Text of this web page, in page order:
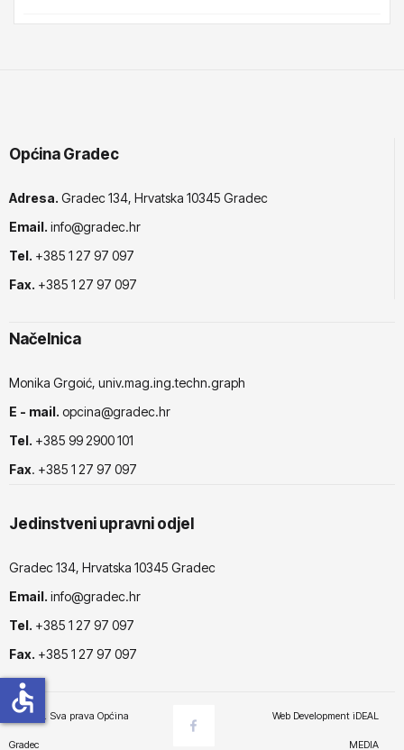
Općina Gradec
Adresa. Gradec 134, Hrvatska 10345 Gradec
Email. info@gradec.hr
Tel. +385 1 27 97 097
Fax. +385 1 27 97 097
Načelnica
Monika Grgoić, univ.mag.ing.techn.graph
E - mail. opcina@gradec.hr
Tel. +385 99 2900 101
Fax. +385 1 27 97 097
Jedinstveni upravni odjel
Gradec 134, Hrvatska 10345 Gradec
Email. info@gradec.hr
Tel. +385 1 27 97 097
Fax. +385 1 27 97 097
© 2025. Sva prava Općina
Gradec
Web Development iDEAL
MEDIA
accessible